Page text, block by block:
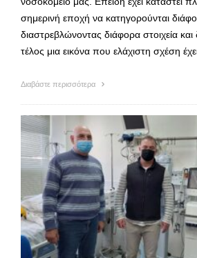
σημερινή εποχή να κατηγορούνται
διαστρεβλώνοντας διάφορα στοιχεία
τέλος μια εικόνα που ελάχιστη σχέση
Διαβάστε περισσότερα